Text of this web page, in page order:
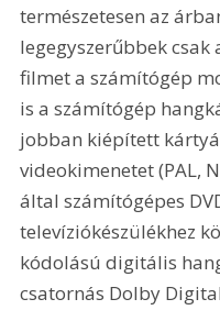
természetesen az
legegyszerűbbek csak
filmet a számítógép
is a számítógép
jobban kiépített
videokimenetet (PAL,
által számítógépes
televíziókészülékhez
kódolású digitális
csatornás Dolby